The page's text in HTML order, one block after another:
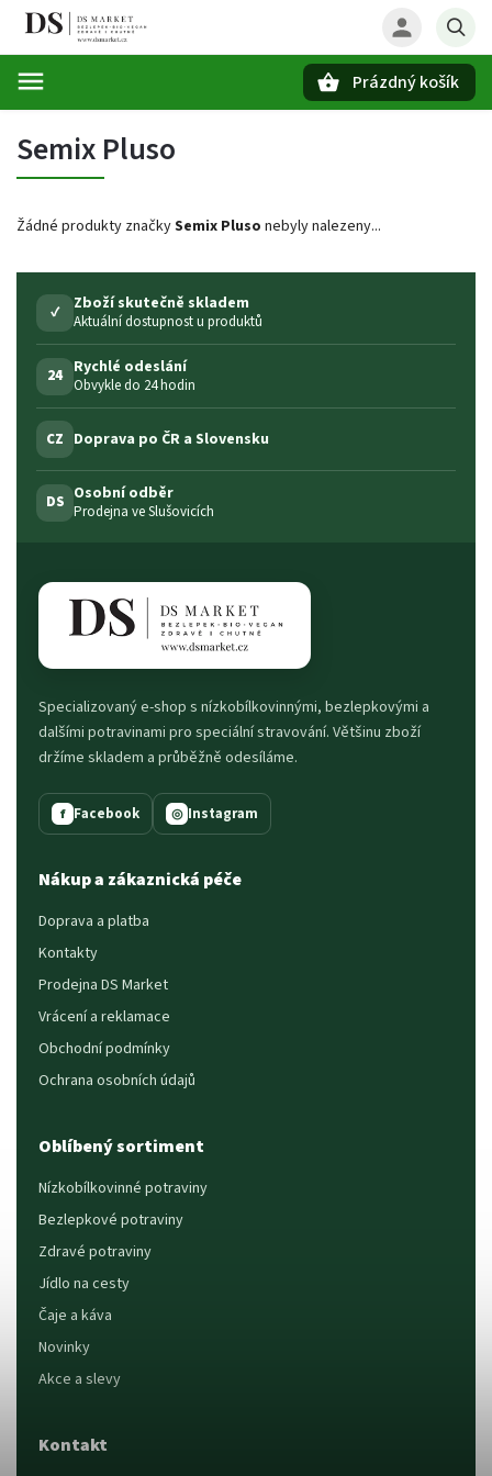
Prázdný košík
Semix Pluso
Žádné produkty značkySemix Pluso nebyly nalezeny...
✓ Zboží skutečně skladem
Aktuální dostupnost u produktů
24 Rychlé odeslání
Obvykle do 24 hodin
CZ Doprava po ČR a Slovensku
DS Osobní odběr
Prodejna ve Slušovicích
Specializovaný e-shop s nízkobílkovinnými, bezlepkovými a
dalšími potravinami pro speciální stravování. Většinu zboží
držíme skladem a průběžně odesíláme.
f Facebook ◎ Instagram
Nákup a zákaznická péče
Doprava a platba
Kontakty
Prodejna DS Market
Vrácení a reklamace
Obchodní podmínky
Ochrana osobních údajů
Oblíbený sortiment
Nízkobílkovinné potraviny
Bezlepkové potraviny
Zdravé potraviny
Jídlo na cesty
Čaje a káva
Novinky
Akce a slevy
Kontakt